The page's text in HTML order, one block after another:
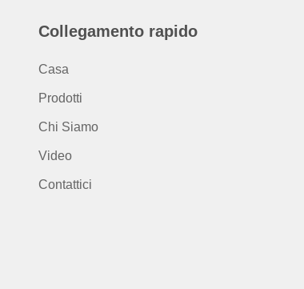
Collegamento rapido
Casa
Prodotti
Chi Siamo
Video
Contattici